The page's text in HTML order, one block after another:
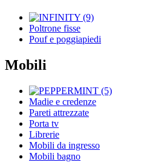
Poltrone fisse
Pouf e poggiapiedi
Mobili
Madie e credenze
Pareti attrezzate
Porta tv
Librerie
Mobili da ingresso
Mobili bagno